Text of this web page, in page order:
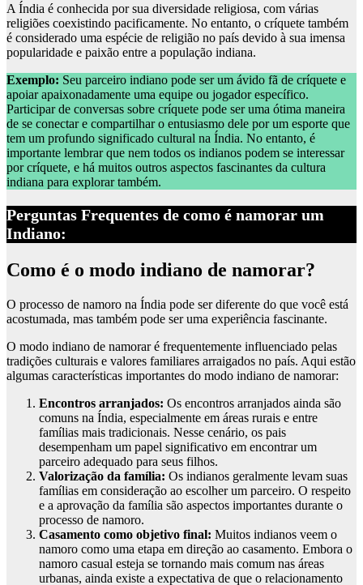
A Índia é conhecida por sua diversidade religiosa, com várias
religiões coexistindo pacificamente. No entanto, o críquete também
é considerado uma espécie de religião no país devido à sua imensa
popularidade e paixão entre a população indiana.
Exemplo: Seu parceiro indiano pode ser um ávido fã de críquete e
apoiar apaixonadamente uma equipe ou jogador específico.
Participar de conversas sobre críquete pode ser uma ótima maneira
de se conectar e compartilhar o entusiasmo dele por um esporte que
tem um profundo significado cultural na Índia. No entanto, é
importante lembrar que nem todos os indianos podem se interessar
por críquete, e há muitos outros aspectos fascinantes da cultura
indiana para explorar também.
Perguntas Frequentes de como é namorar um
Indiano:
Como é o modo indiano de namorar?
O processo de namoro na Índia pode ser diferente do que você está
acostumada, mas também pode ser uma experiência fascinante.
O modo indiano de namorar é frequentemente influenciado pelas
tradições culturais e valores familiares arraigados no país. Aqui estão
algumas características importantes do modo indiano de namorar:
Encontros arranjados: Os encontros arranjados ainda são
comuns na Índia, especialmente em áreas rurais e entre
famílias mais tradicionais. Nesse cenário, os pais
desempenham um papel significativo em encontrar um
parceiro adequado para seus filhos.
Valorização da família: Os indianos geralmente levam suas
famílias em consideração ao escolher um parceiro. O respeito
e a aprovação da família são aspectos importantes durante o
processo de namoro.
Casamento como objetivo final: Muitos indianos veem o
namoro como uma etapa em direção ao casamento. Embora o
namoro casual esteja se tornando mais comum nas áreas
urbanas, ainda existe a expectativa de que o relacionamento